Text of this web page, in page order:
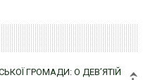
ГРОМАДИ: О ДЕВ’ЯТІЙ